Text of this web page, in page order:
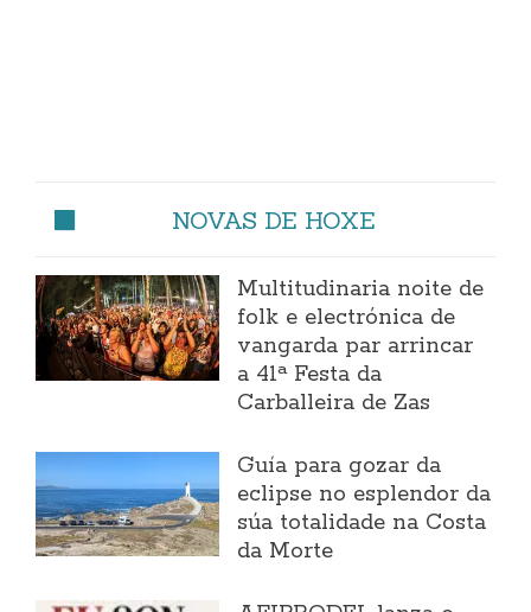
NOVAS DE HOXE
Multitudinaria noite de
folk e electrónica de
vangarda par arrincar
a 41ª Festa da
Carballeira de Zas
Guía para gozar da
eclipse no esplendor da
súa totalidade na Costa
da Morte